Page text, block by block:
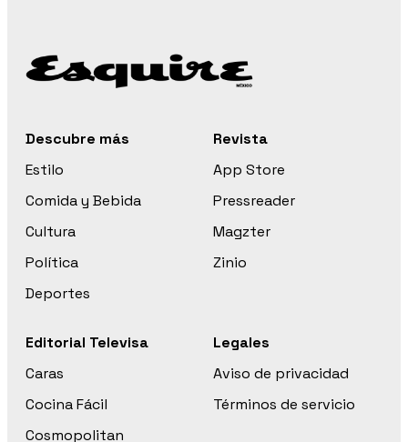
Descubre más
Estilo
Comida y Bebida
Cultura
Política
Deportes
Revista
App Store
Pressreader
Magzter
Zinio
Editorial Televisa
Caras
Cocina Fácil
Cosmopolitan
Legales
Aviso de privacidad
Términos de servicio